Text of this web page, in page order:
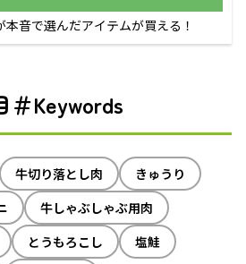
音で選んだアイテムが買える！
＃Keywords
牛切り落とし肉
きゅうり
牛しゃぶしゃぶ用肉
とうもろこし
塩鮭